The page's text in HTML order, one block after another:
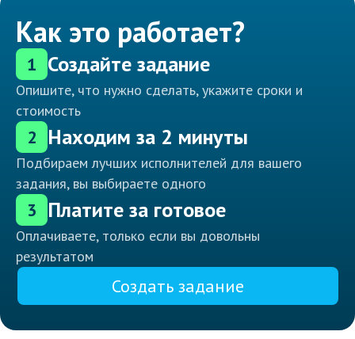
Как это работает?
1 Создайте задание
Опишите, что нужно сделать, укажите сроки и
стоимость
2 Находим за 2 минуты
Подбираем лучших исполнителей для вашего
задания, вы выбираете одного
3 Платите за готовое
Оплачиваете, только если вы довольны
результатом
Создать задание